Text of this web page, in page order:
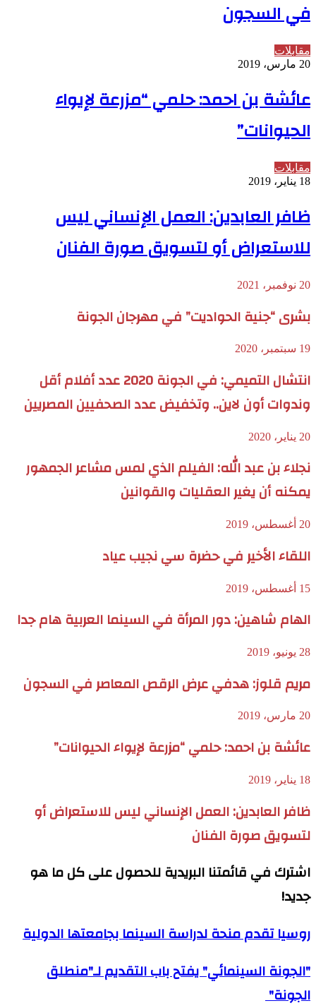
في السجون
مقابلات
20 مارس، 2019
عائشة بن احمد: حلمي “مزرعة لإيواء
الحيوانات”
مقابلات
18 يناير، 2019
ظافر العابدين: العمل الإنساني ليس
للاستعراض أو لتسويق صورة الفنان
20 نوفمبر، 2021
بشرى “جنية الحواديت” في مهرجان الجونة
19 سبتمبر، 2020
انتشال التميمي: في الجونة 2020 عدد أفلام أقل
وندوات أون لاين.. وتخفيض عدد الصحفيين المصريين
20 يناير، 2020
نجلاء بن عبد الله: الفيلم الذي لمس مشاعر الجمهور
يمكنه أن يغير العقليات والقوانين
20 أغسطس، 2019
اللقاء الأخير في حضرة سي نجيب عياد
15 أغسطس، 2019
الهام شاهين: دور المرأة في السينما العربية هام جدا
28 يونيو، 2019
مريم قلوز: هدفي عرض الرقص المعاصر في السجون
20 مارس، 2019
عائشة بن احمد: حلمي “مزرعة لإيواء الحيوانات”
18 يناير، 2019
ظافر العابدين: العمل الإنساني ليس للاستعراض أو
لتسويق صورة الفنان
اشترك في قائمتنا البريدية للحصول على كل ما هو
جديد!
روسيا تقدم منحة لدراسة السينما بجامعتها الدولية
"الجونة السينمائي" يفتح باب التقديم لـ"منطلق
الجونة"